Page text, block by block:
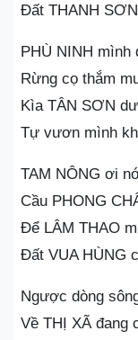
Đất THANH
PHÙ NINH mình
Rừng cọ thắm
Kìa TÂN SƠN
Tự vươn mình
TAM NÔNG ơi
Cầu PHONG
Để LÂM THAO
Đất VUA HÙNG
Ngược dòng
Về THỊ XÃ đang